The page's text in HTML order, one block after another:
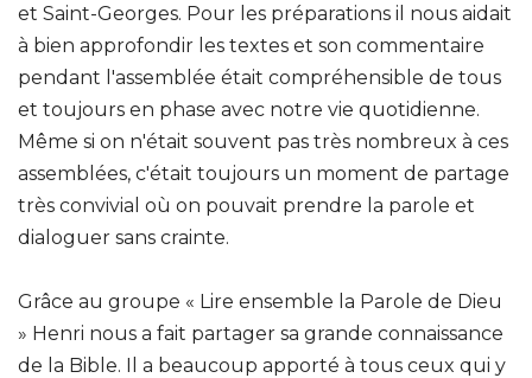
et Saint-Georges. Pour les préparations il nous aidait
à bien approfondir les textes et son commentaire
pendant l'assemblée était compréhensible de tous
et toujours en phase avec notre vie quotidienne.
Même si on n'était souvent pas très nombreux à ces
assemblées, c'était toujours un moment de partage
très convivial où on pouvait prendre la parole et
dialoguer sans crainte.
Grâce au groupe « Lire ensemble la Parole de Dieu
» Henri nous a fait partager sa grande connaissance
de la Bible. Il a beaucoup apporté à tous ceux qui y